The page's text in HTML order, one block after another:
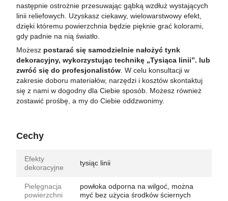
następnie ostrożnie przesuwając gąbką wzdłuż wystających
linii reliefowych. Uzyskasz ciekawy, wielowarstwowy efekt,
dzięki któremu powierzchnia będzie pięknie grać kolorami,
gdy padnie na nią światło.
Możesz postarać się samodzielnie nałożyć tynk
dekoracyjny, wykorzystując technikę „Tysiąca linii”. lub
zwróć się do profesjonalistów . W celu konsultacji w
zakresie doboru materiałów, narzędzi i kosztów skontaktuj
się z nami w dogodny dla Ciebie sposób. Możesz również
zostawić prośbę, a my do Ciebie oddzwonimy.
Cechy
Efekty
dekoracyjne
tysiąc linii
Pielęgnacja
powierzchni
powłoka odporna na wilgoć, można
myć bez użycia środków ściernych